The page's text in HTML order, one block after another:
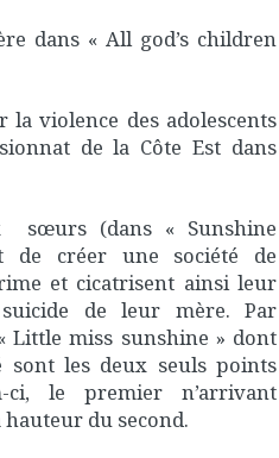
dans « All god’s children
violence des adolescents
de la Côte Est dans
sœurs (dans « Sunshine
de créer une société de
et cicatrisent ainsi leur
de leur mère. Par
Little miss sunshine » dont
sont les deux seuls points
ci, le premier n’arrivant
du second.